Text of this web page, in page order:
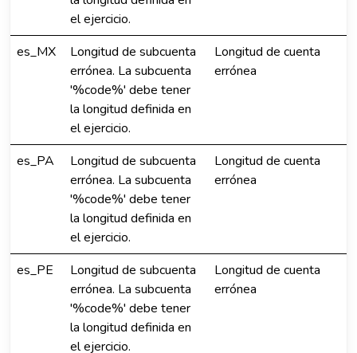
el ejercicio.
es_MX
Longitud de subcuenta
errónea. La subcuenta
'%code%' debe tener
la longitud definida en
el ejercicio.
Longitud de cuenta
errónea
es_PA
Longitud de subcuenta
errónea. La subcuenta
'%code%' debe tener
la longitud definida en
el ejercicio.
Longitud de cuenta
errónea
es_PE
Longitud de subcuenta
errónea. La subcuenta
'%code%' debe tener
la longitud definida en
el ejercicio.
Longitud de cuenta
errónea